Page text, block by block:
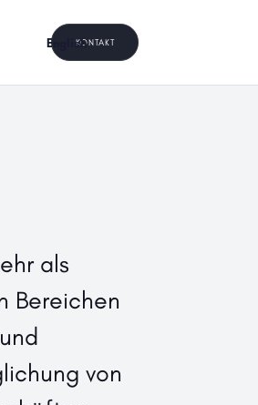
EnglishKONTAKT
als
Bereichen
von